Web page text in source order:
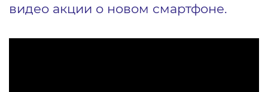
видео акции о новом смартфоне.